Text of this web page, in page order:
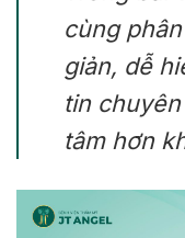
cùng
giản, dễ
tin
tâm hơn